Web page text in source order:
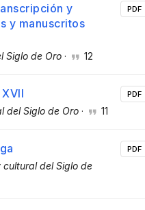
y
y manuscritos
Siglo de Oro · 12
PDF
del Siglo de Oro · 11
PDF
del Siglo de
PDF